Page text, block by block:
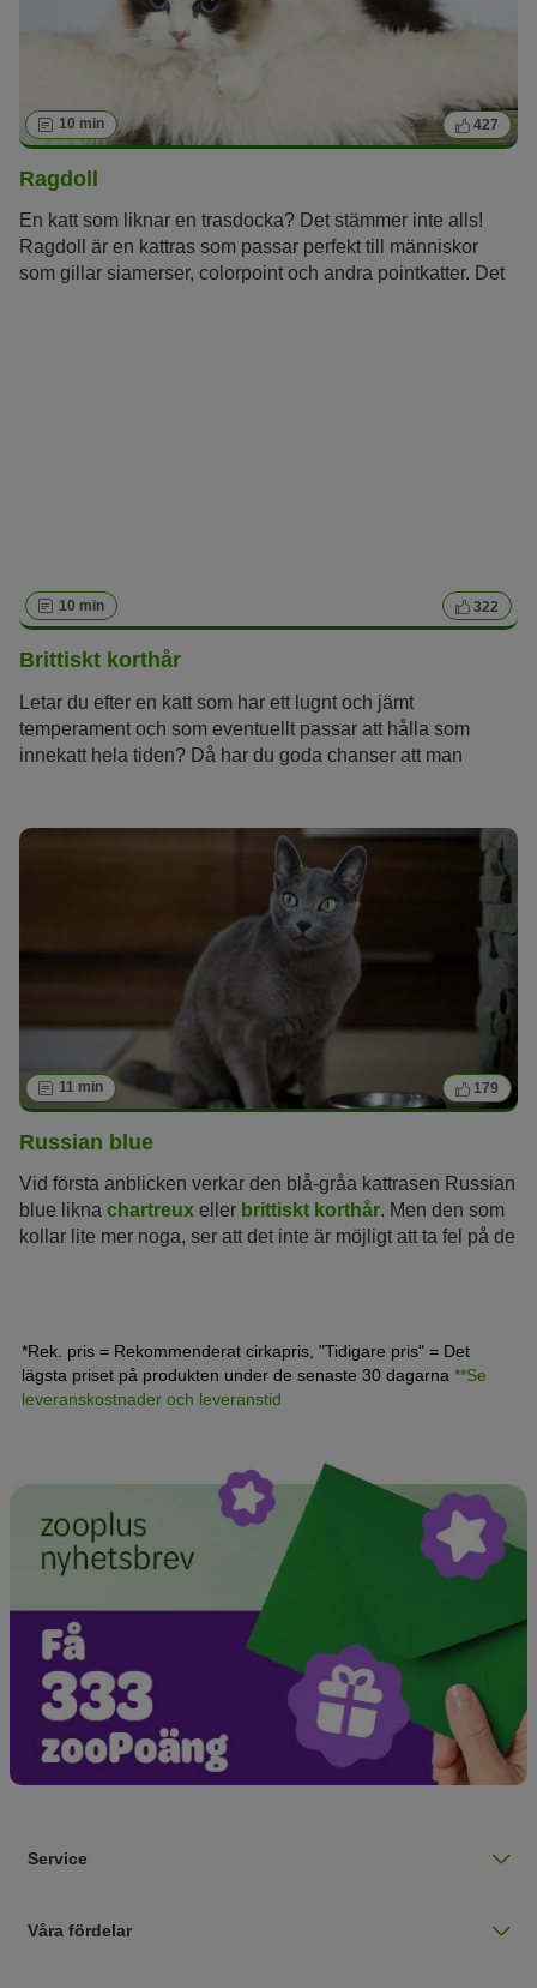
10 min 427
Ragdoll
En katt som liknar en trasdocka? Det stämmer inte alls!
Ragdoll är en kattras som passar perfekt till människor
som gillar siamerser, colorpoint och andra pointkatter. Det
10 min 322
Brittiskt korthår
Letar du efter en katt som har ett lugnt och jämt
temperament och som eventuellt passar att hålla som
innekatt hela tiden? Då har du goda chanser att man
british shorthair, kan nästan ingen kattälskare tacka nej till.
Dessutom är deras sätt verkligen älskvärt! Vad behöver
man veta mer? Vår rasbeskrivning beskriver katten i detalj
och ger dig tips om hur man skaffar, håller, föder och
kontrollerar kattens hälsa.
11 min 179
Russian blue
Vid första anblicken verkar den blå-gråa kattrasen Russian
blue likna chartreux eller brittiskt korthår. Men den som
kollar lite mer noga, ser att det inte är möjligt att ta fel på de
*Rek. pris = Rekommenderat cirkapris, "Tidigare pris" = Det
lägsta priset på produkten under de senaste 30 dagarna **Se
leveranskostnader och leveranstid
Service
Våra fördelar